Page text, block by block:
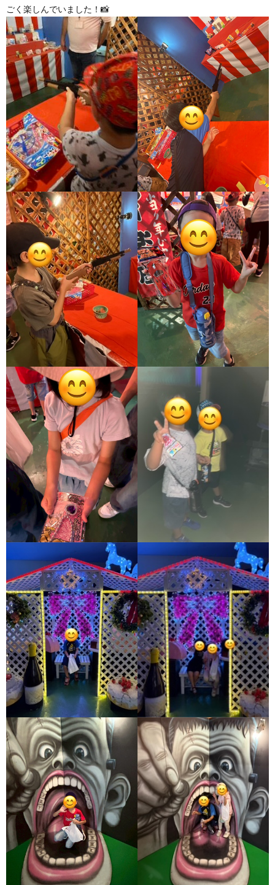
ごく楽しんでいました！📸